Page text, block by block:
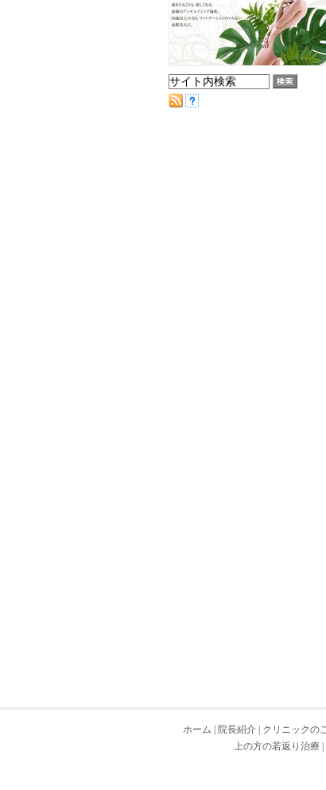
ホーム 院長紹介 クリニックの
上の方の若返り治療